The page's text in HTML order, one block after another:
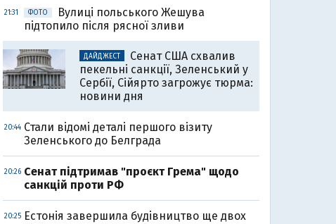
21:31 ФОТО
Вулиці польського Жешува
підтопило після рясної зливи
ДАЙДЖЕСТ
Сенат США схвалив
пекельні санкції, Зеленський у
Сербії, Сійярто загрожує тюрма:
новини дня
20:44 Стали відомі деталі першого візиту
Зеленського до Белграда
20:26 Cенат підтримав "проєкт Грема" щодо
санкцій проти РФ
20:25
Естонія завершила будівництво ще двох